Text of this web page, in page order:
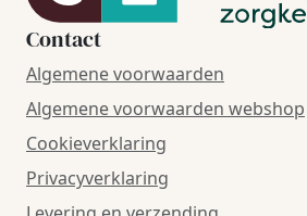
Contact
Algemene voorwaarden
Algemene voorwaarden webshop
Cookieverklaring
Privacyverklaring